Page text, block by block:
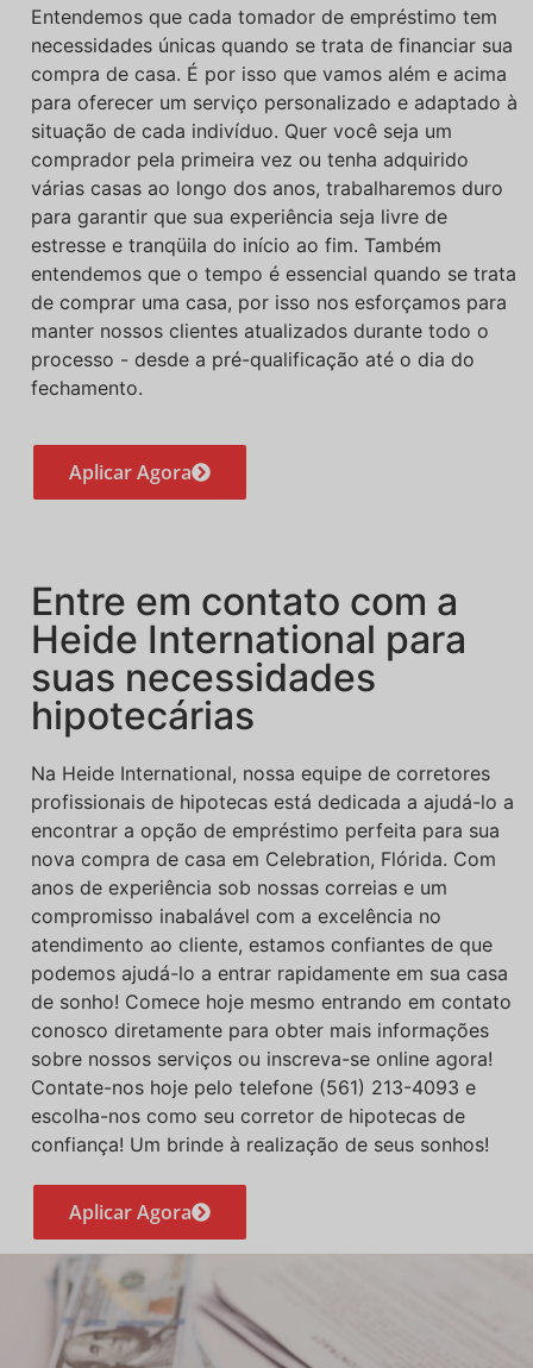
Entendemos que cada tomador de empréstimo tem
necessidades únicas quando se trata de financiar sua
compra de casa. É por isso que vamos além e acima
para oferecer um serviço personalizado e adaptado à
situação de cada indivíduo. Quer você seja um
comprador pela primeira vez ou tenha adquirido
várias casas ao longo dos anos, trabalharemos duro
para garantir que sua experiência seja livre de
estresse e tranqüila do início ao fim. Também
entendemos que o tempo é essencial quando se trata
de comprar uma casa, por isso nos esforçamos para
manter nossos clientes atualizados durante todo o
processo - desde a pré-qualificação até o dia do
fechamento.
Aplicar Agora
Entre em contato com a
Heide International para
suas necessidades
hipotecárias
Na Heide International, nossa equipe de corretores
profissionais de hipotecas está dedicada a ajudá-lo a
encontrar a opção de empréstimo perfeita para sua
nova compra de casa em Celebration, Flórida. Com
anos de experiência sob nossas correias e um
compromisso inabalável com a excelência no
atendimento ao cliente, estamos confiantes de que
podemos ajudá-lo a entrar rapidamente em sua casa
de sonho! Comece hoje mesmo entrando em contato
conosco diretamente para obter mais informações
sobre nossos serviços ou inscreva-se online agora!
Contate-nos hoje pelo telefone (561) 213-4093 e
escolha-nos como seu corretor de hipotecas de
confiança! Um brinde à realização de seus sonhos!
Aplicar Agora